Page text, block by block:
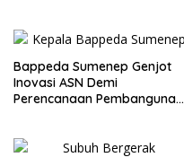
Bappeda Sumenep Genjot
Inovasi ASN Demi
Perencanaan Pembangunan